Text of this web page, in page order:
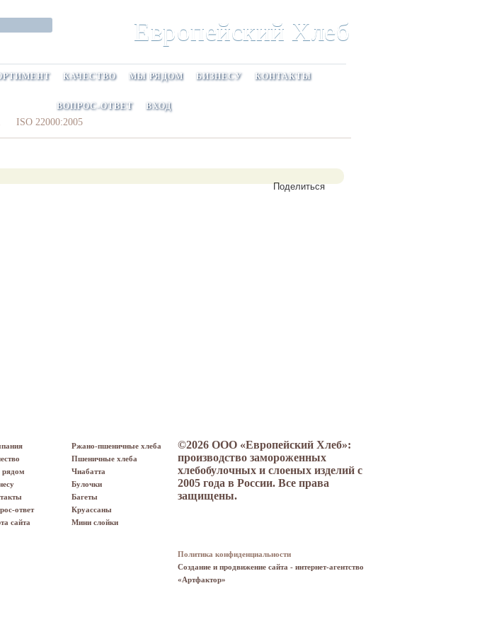
Европейский Хлеб
КАЧЕСТВО МЫ РЯДОМ БИЗНЕСУ КОНТАКТЫ
ВОПРОС-ОТВЕТ ВХОД
ISO 22000:2005
Поделиться
ответ
сайта
Ржано-пшеничные хлеба
Пшеничные хлеба
Чиабатта
Булочки
Багеты
Круассаны
Мини слойки
©2026 ООО «Европейский Хлеб»:
производство замороженных
хлебобулочных и слоеных изделий с
2005 года в России. Все права
защищены.
Политика конфиденциальности
Создание и продвижение сайта - интернет-агентство
«Артфактор»